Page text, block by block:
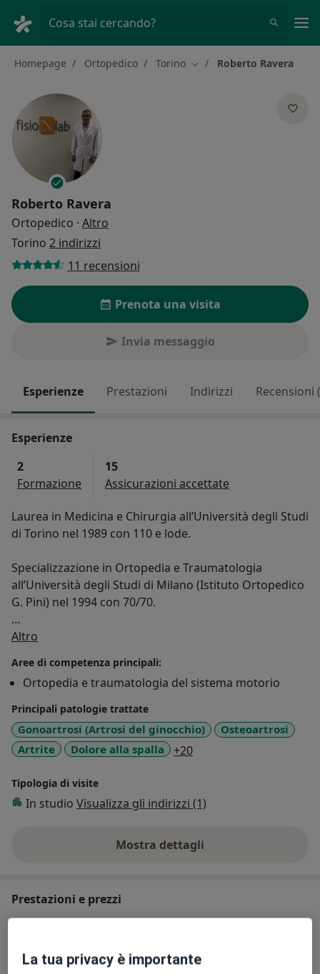
Cosa stai cercando?
Homepage Ortopedico Torino Cambia città
Roberto Ravera
Roberto Ravera
Ortopedico · Altro
Torino 2 indirizzi
11 recensioni
Prenota una visita
Invia messaggio
Esperienze Prestazioni Indirizzi Recensioni
Esperienze
2
Formazione
15
Assicurazioni accettate
Laurea in Medicina e Chirurgia all’Università degli Studi
di Torino nel 1989 con 110 e lode.
Specializzazione in Ortopedia e Traumatologia
all’Università degli Studi di Milano (Istituto Ortopedico
G. Pini) nel 1994 con 70/70.
Dal Gennaio 2018 è Responsabile dell’Unità di
Torino.
Altro
Aree di competenza principali:
Ortopedia e traumatologia del sistema motorio
Principali patologie trattate
Gonoartrosi (Artrosi del ginocchio)
Osteoartrosi
Artrite
Dolore alla spalla +20a11y_sr_more_diseases
Tipologia di visite
In studio Visualizza gli indirizzi (1)
Mostra dettagli
sull'esperienza
Prestazioni e prezzi
La tua privacy è importante